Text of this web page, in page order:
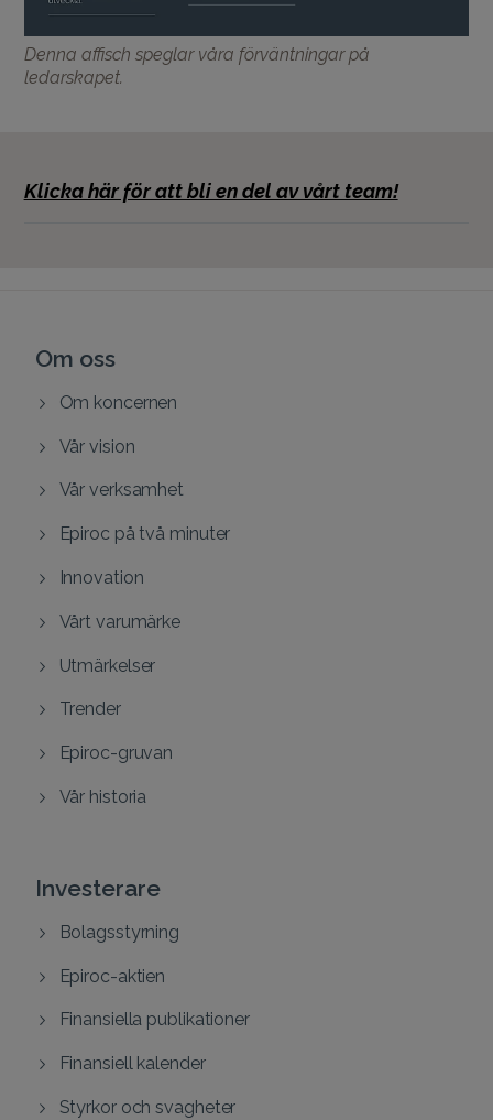
Denna affisch speglar våra förväntningar på
ledarskapet.
Klicka här för att bli en del av vårt team!
Om oss
Om koncernen
Vår vision
Vår verksamhet
Epiroc på två minuter
Innovation
Vårt varumärke
Utmärkelser
Trender
Epiroc-gruvan
Vår historia
Investerare
Bolagsstyrning
Epiroc-aktien
Finansiella publikationer
Finansiell kalender
Styrkor och svagheter